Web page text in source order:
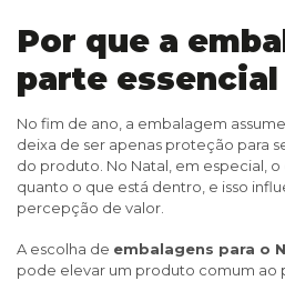
Por que a
parte
No fim de ano, a embalagem
deixa de ser apenas proteção para
do produto. No Natal, em especial,
quanto o que está dentro, e isso
percepção de valor.
A escolha de embalagens para o
pode elevar um produto comum ao